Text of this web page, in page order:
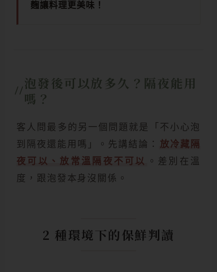
麴讓料理更美味！
泡發後可以放多久？隔夜能用
嗎？
客人問最多的另一個問題就是「不小心泡
到隔夜還能用嗎」。先講結論：
放冷藏隔
夜可以、放常溫隔夜不可以
。差別在溫
度，跟泡發本身沒關係。
2 種環境下的保鮮判讀